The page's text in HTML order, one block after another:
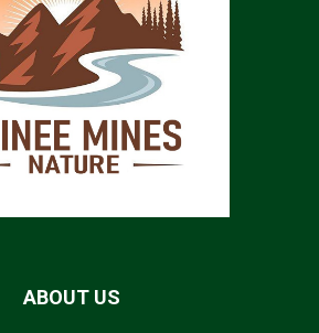
ABOUT US